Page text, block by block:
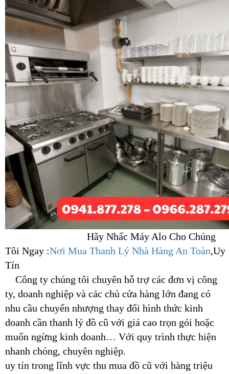
Hãy Nhấc Máy Alo Cho Chúng
Tôi Ngay :Nơi Mua Thanh Lý Nhà Hàng An Toàn,Uy
Tín
Công ty chúng tôi chuyên hỗ trợ các đơn vị công
ty, doanh nghiệp và các chủ cửa hàng lớn đang có
nhu cầu chuyển nhượng thay đổi hình thức kinh
doanh cần thanh lý đồ cũ với giá cao trọn gói hoặc
muốn ngừng kinh doanh… Với quy trình thực hiện
nhanh chóng, chuyên nghiệp.
uy tín trong lĩnh vực thu mua đồ cũ với hàng triệu